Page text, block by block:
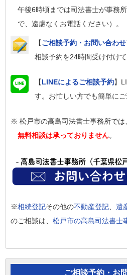
午後6時頃までは司法書士が事務
で、遠慮なくお電話ください）。
【ご相談予約・お問い合わ
相談予約を24時間受け付けて
【LINEによるご相談予約】
す。お忙しい方でも簡単にご
※ 松戸市の高島司法書士事務所では
無料相談は承っておりません。
※相続登記その他の不動産登記 遺
のご相談は、 松戸市の高島司法書士
ご相談予約・お